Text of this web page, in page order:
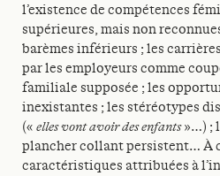
l’existence de compétences
supérieures, mais non
barèmes inférieurs ; les
par les employeurs comme
familiale supposée ; les
inexistantes ; les stéréotypes
(« elles vont avoir des enfants»…) ;
plancher collant persistent… À
caractéristiques attribuées à